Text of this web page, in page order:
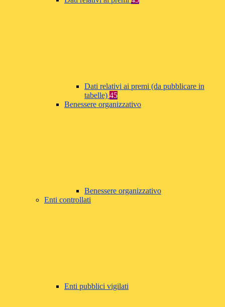
Dati relativi ai premi (da pubblicare in
tabelle) 45
Benessere organizzativo
Benessere organizzativo
Enti controllati
Enti pubblici vigilati